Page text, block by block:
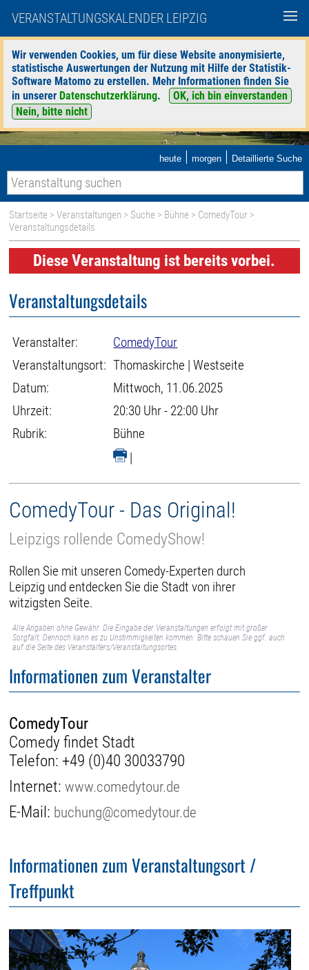
VERANSTALTUNGSKALENDER LEIPZIG
Wir verwenden Cookies, um für diese Website anonymisierte,
statistische Auswertungen der Nutzung mit Hilfe der Statistik-
Software Matomo zu erstellen. Mehr Informationen finden Sie
in unserer Datenschutzerklärung.
OK, ich bin einverstanden
Nein, bitte nicht
heute | morgen | Detaillierte Suche
Startseite >Veranstaltungen > Suche > Bühne > ComedyTour >
Veranstaltungsdetails
Diese Veranstaltung ist bereits vorbei.
Veranstaltungsdetails
Veranstalter:
ComedyTour
Veranstaltungsort: Thomaskirche | Westseite
Datum:
Mittwoch, 11.06.2025
Uhrzeit:
20:30 Uhr - 22:00 Uhr
Rubrik:
Bühne
|
ComedyTour - Das Original!
Leipzigs rollende ComedyShow!
Rollen Sie mit unseren Comedy-Experten durch
Leipzig und entdecken Sie die Stadt von ihrer
witzigsten Seite.
Alle Angaben ohne Gewähr. Die Eingabe der Veranstaltungen erfolgt mit großer
Sorgfalt. Dennoch kann es zu Unstimmigkeiten kommen. Bitte schauen Sie ggf. auch
auf die Seite des Veranstalters/Veranstaltungsortes.
Informationen zum Veranstalter
ComedyTour
Comedy findet Stadt
Telefon: +49 (0)40 30033790
Internet:www.comedytour.de
E-Mail: buchung@comedytour.de
Informationen zum Veranstaltungsort /
Treffpunkt